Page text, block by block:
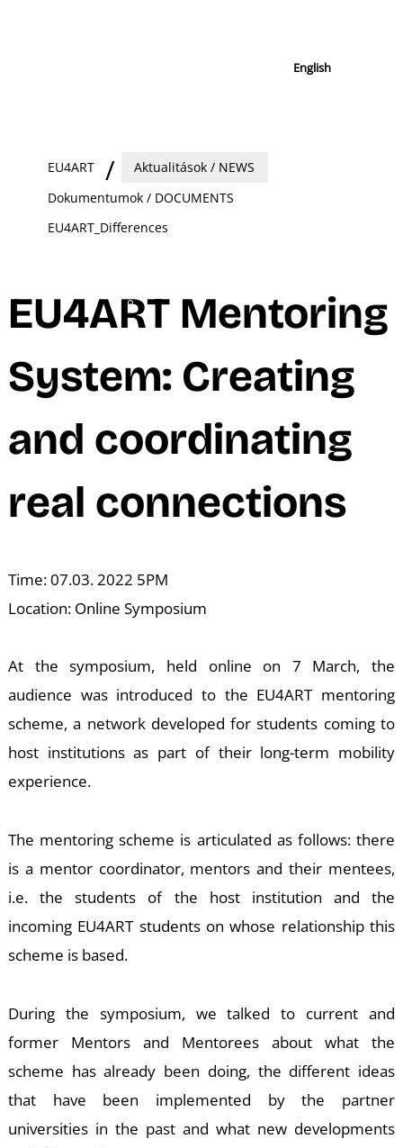
English
EU4ART
Aktualitások / NEWS
Dokumentumok / DOCUMENTS
EU4ART_Differences
EU4ART Mentoring
System: Creating
and coordinating
real connections
Time: 07.03. 2022 5PM
Location: Online Symposium
At the symposium, held online on 7 March, the
audience was introduced to the EU4ART mentoring
scheme, a network developed for students coming to
host institutions as part of their long-term mobility
experience.
The mentoring scheme is articulated as follows: there
is a mentor coordinator, mentors and their mentees,
i.e. the students of the host institution and the
incoming EU4ART students on whose relationship this
scheme is based.
During the symposium, we talked to current and
former Mentors and Mentorees about what the
scheme has already been doing, the different ideas
that have been implemented by the partner
universities in the past and what new developments